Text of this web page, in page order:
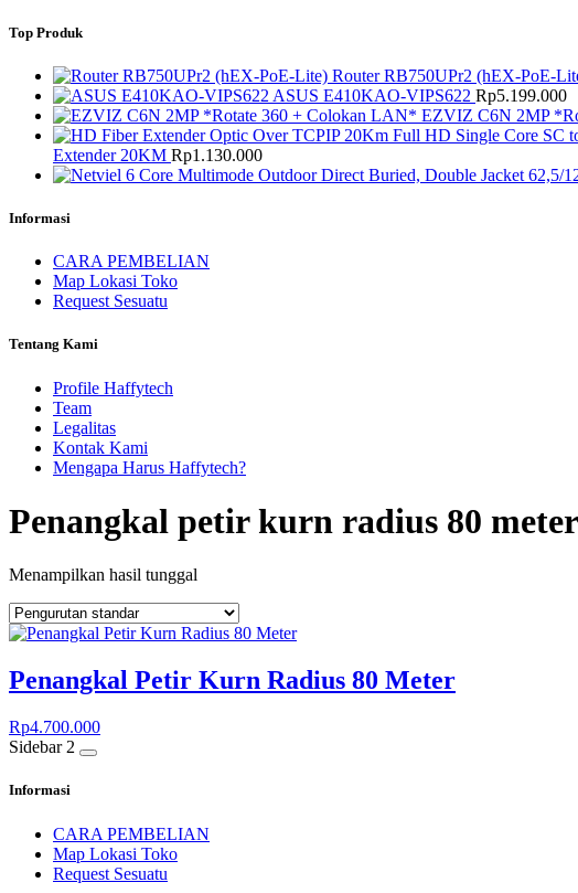
Top Produk
Router RB750UPr2 (hEX-PoE-
ASUS E410KAO-VIPS622 Rp5.199.000
EZVIZ C6N 2MP
Extender 20KM Rp1.130.000
Informasi
CARA PEMBELIAN
Map Lokasi Toko
Request Sesuatu
Tentang Kami
Profile Haffytech
Team
Legalitas
Kontak Kami
Mengapa Harus Haffytech?
Penangkal petir kurn radius 80
Menampilkan hasil tunggal
Penangkal Petir Kurn Radius 80 Meter
Rp4.700.000
Sidebar 2
Informasi
CARA PEMBELIAN
Map Lokasi Toko
Request Sesuatu